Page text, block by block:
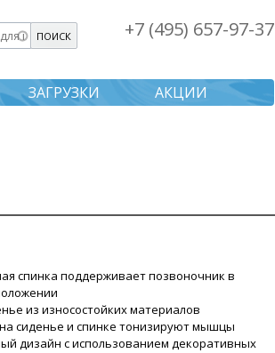
для поиска +7 (495) 657-97-37
ЗАГРУЗКИ АКЦИИ
спинка поддерживает позвоночник в
из износостойких материалов
на сиденье и спинке тонизируют мышцы
дизайн с использованием декоративных